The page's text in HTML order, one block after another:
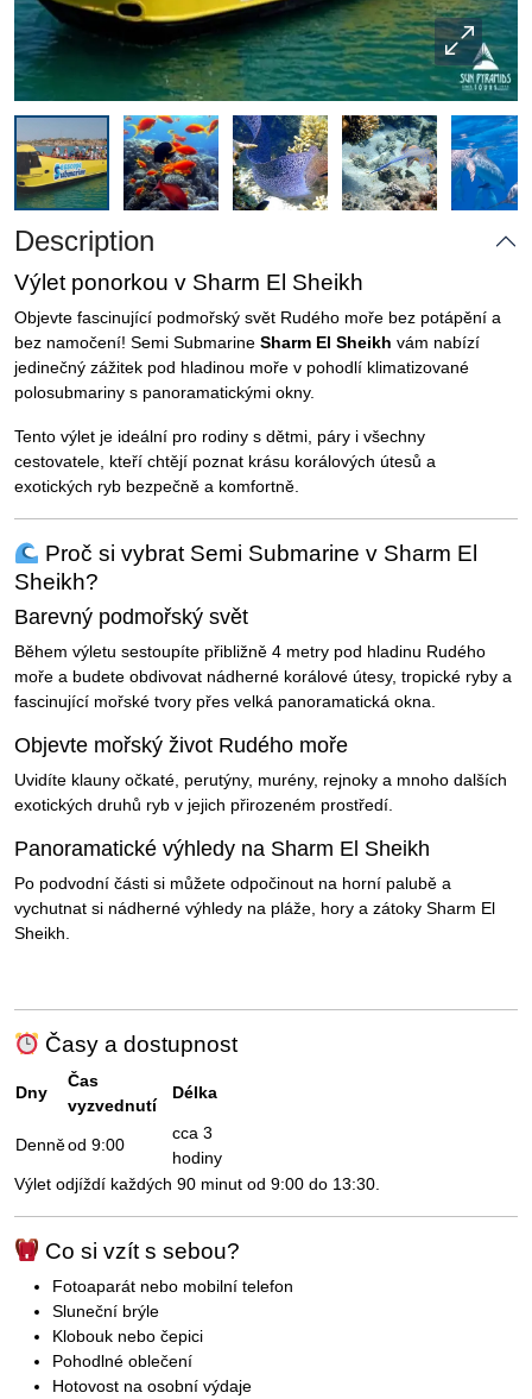
Description
Výlet ponorkou v Sharm El Sheikh
Objevte fascinující podmořský svět Rudého moře bez potápění a
bez namočení! Semi Submarine Sharm El Sheikh vám nabízí
jedinečný zážitek pod hladinou moře v pohodlí klimatizované
polosubmariny s panoramatickými okny.
Tento výlet je ideální pro rodiny s dětmi, páry i všechny
cestovatele, kteří chtějí poznat krásu korálových útesů a
exotických ryb bezpečně a komfortně.
Proč si vybrat Semi Submarine v Sharm El
Sheikh?
Barevný podmořský svět
Během výletu sestoupíte přibližně 4 metry pod hladinu Rudého
moře a budete obdivovat nádherné korálové útesy, tropické ryby a
fascinující mořské tvory přes velká panoramatická okna.
Objevte mořský život Rudého moře
Uvidíte klauny očkaté, perutýny, murény, rejnoky a mnoho dalších
exotických druhů ryb v jejich přirozeném prostředí.
Panoramatické výhledy na Sharm El Sheikh
Po podvodní části si můžete odpočinout na horní palubě a
vychutnat si nádherné výhledy na pláže, hory a zátoky Sharm El
Sheikh.
Časy a dostupnost
Dny
Čas
vyzvednutí
Délka
Denněod 9:00
cca 3
hodiny
Výlet odjíždí každých 90 minut od 9:00 do 13:30.
Co si vzít s sebou?
Fotoaparát nebo mobilní telefon
Sluneční brýle
Klobouk nebo čepici
Pohodlné oblečení
Hotovost na osobní výdaje